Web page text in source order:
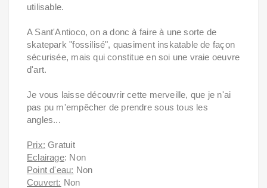
utilisable.
A Sant'Antioco, on a donc à faire à une sorte de
skatepark "fossilisé", quasiment inskatable de façon
sécurisée, mais qui constitue en soi une vraie oeuvre
d'art.
Je vous laisse découvrir cette merveille, que je n'ai
pas pu m'empêcher de prendre sous tous les
angles...
Prix: Gratuit
Eclairage: Non
Point d'eau: Non
Couvert: Non